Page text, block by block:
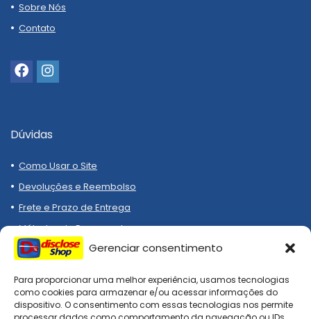
Gerenciar consentimento
Para proporcionar uma melhor experiência, usamos tecnologias
como cookies para armazenar e/ou acessar informações do
dispositivo. O consentimento com essas tecnologias nos permite
Sobre Nós
Contato
Dúvidas
Como Usar o Site
Devoluções e Reembolso
Frete e Prazo de Entrega
Métodos de Pagamento